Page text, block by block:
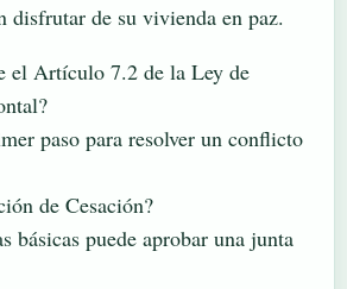
disfrutar de su vivienda en paz.
el Artículo 7.2 de la Ley de
paso para resolver un conflicto
de Cesación?
básicas puede aprobar una junta